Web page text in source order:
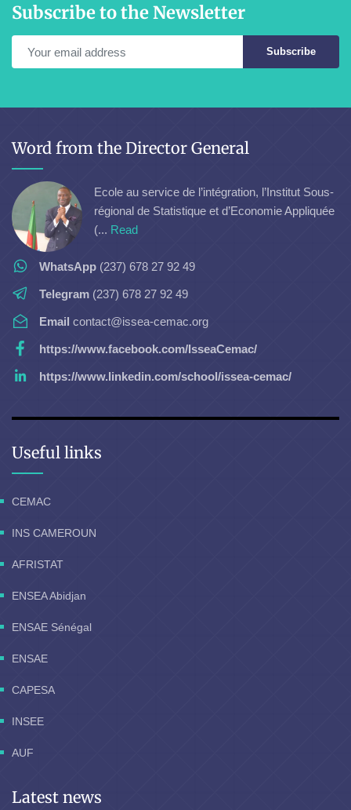
Subscribe to the Newsletter
Subscribe
Word from the Director General
Ecole au service de l’intégration, l’Institut Sous-
régional de Statistique et d’Economie Appliquée
(... Read
WhatsApp (237) 678 27 92 49
Telegram (237) 678 27 92 49
Email contact@issea-cemac.org
https://www.facebook.com/IsseaCemac/
https://www.linkedin.com/school/issea-cemac/
Useful links
CEMAC
INS CAMEROUN
AFRISTAT
ENSEA Abidjan
ENSAE Sénégal
ENSAE
CAPESA
INSEE
AUF
Latest news